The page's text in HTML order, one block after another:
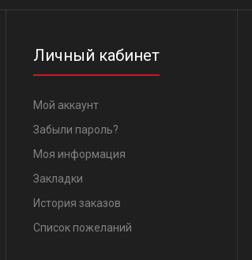
Личный кабинет
Мой аккаунт
Забыли пароль?
Моя информация
Закладки
История заказов
Список пожеланий